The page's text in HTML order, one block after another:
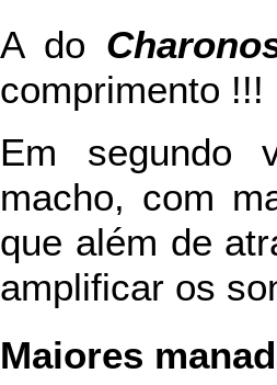
A do
comprimento !!!
Em
macho, com
que além de
amplificar os
Maiores